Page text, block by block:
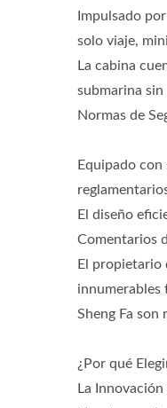
Impulsado
solo viaje,
La cabina
submarina sin
Normas de
Equipado
El diseño
Comentarios
El propietario
innumerables
Sheng Fa son
¿Por qué
La